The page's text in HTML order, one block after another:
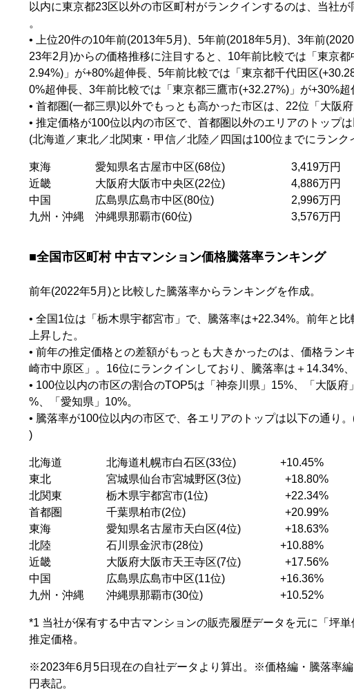
以内に東京都23区以外の市区町村がランクインするのは、当社
。
• 上位20件の10年前(2013年5月)、5年前(2018年5月)、3年前
23年2月)からの価格推移に注目すると、10年前比較では「東京
2.94%)」が+80%超伸長、5年前比較では「東京都千代田区
0%超伸長、3年前比較では「東京都三鷹市(+32.27%)」が+30%超
• 首都圏(一都三県)以外でもっとも高かった市区は、22位「大阪
• 推定価格が100位以内の市区で、首都圏以外のエリアのトップは
(北海道／東北／北関東・甲信／北陸／四国は100位までにランク
東海 愛知県名古屋市中区(68位) 3,419万円
近畿 大阪府大阪市中央区(22位) 4,886万円
中国 広島県広島市中区(80位) 2,996万円
九州・沖縄 沖縄県那覇市(60位) 3,576万円
■全国市区町村 中古マンション価格騰落率ランキング
前年(2022年5月)と比較した騰落率からランキングを作成。
• 全国1位は「栃木県宇都宮市」で、騰落率は+22.34%。前年と
上昇した。
• 前年の推定価格との差額がもっとも大きかったのは、価格ラン
崎市中原区」。16位にランクインしており、騰落率は＋14.34%
• 100位以内の市区の割合のTOP5は「神奈川県」15%、「大阪
%、「愛知県」10%。
• 騰落率が100位以内の市区で、各エリアのトップは以下の通り
)
北海道 北海道札幌市白石区(33位) +10.45%
東北 宮城県仙台市宮城野区(3位) +18.80%
北関東 栃木県宇都宮市(1位) +22.34%
首都圏 千葉県柏市(2位) +20.99%
東海 愛知県名古屋市天白区(4位) +18.63%
北陸 石川県金沢市(28位) +10.88%
近畿 大阪府大阪市天王寺区(7位) +17.56%
中国 広島県広島市中区(11位) +16.36%
九州・沖縄 沖縄県那覇市(30位) +10.52%
*1 当社が保有する中古マンションの販売履歴データを元に「坪
推定価格。
※2023年6月5日現在の自社データより算出。※価格編・騰落率
円表記。